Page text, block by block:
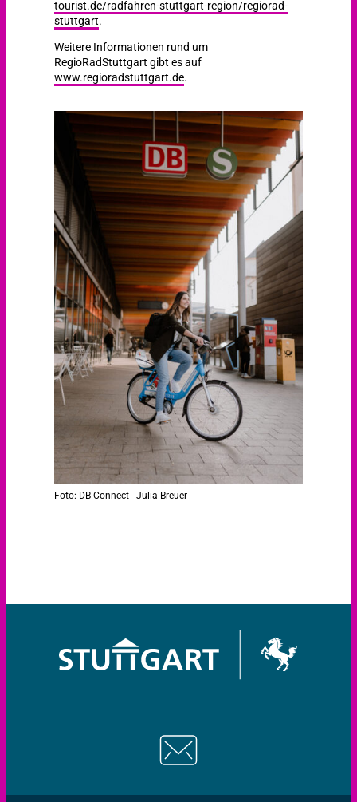
tourist.de/radfahren-stuttgart-region/regiorad-
stuttgart.
Weitere Informationen rund um
RegioRadStuttgart gibt es auf
www.regioradstuttgart.de.
Foto: DB Connect - Julia Breuer